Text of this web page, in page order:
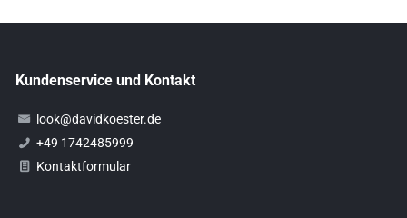
Kundenservice und Kontakt
look@davidkoester.de
+49 1742485999
Kontaktformular